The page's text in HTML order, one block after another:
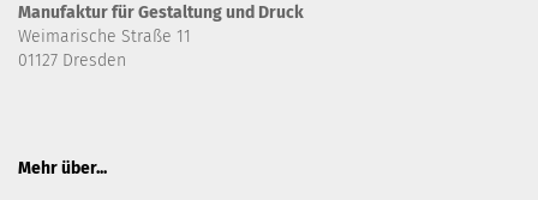
Manufaktur für Gestaltung und Druck
Weimarische Straße 11
01127 Dresden
Mehr über...